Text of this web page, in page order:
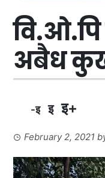
अबैध
-इ इ इ+
February 2, 2021